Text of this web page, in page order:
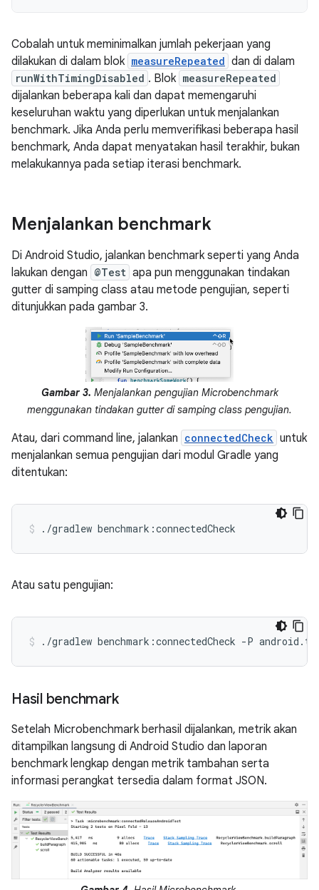
Cobalah untuk meminimalkan jumlah pekerjaan yang
dilakukan di dalam blok measureRepeated dan di dalam
runWithTimingDisabled . Blok measureRepeated
dijalankan beberapa kali dan dapat memengaruhi
keseluruhan waktu yang diperlukan untuk menjalankan
benchmark. Jika Anda perlu memverifikasi beberapa hasil
benchmark, Anda dapat menyatakan hasil terakhir, bukan
melakukannya pada setiap iterasi benchmark.
Menjalankan benchmark
Di Android Studio, jalankan benchmark seperti yang Anda
lakukan dengan @Test apa pun menggunakan tindakan
gutter di samping class atau metode pengujian, seperti
ditunjukkan pada gambar 3.
Gambar 3. Menjalankan pengujian Microbenchmark
menggunakan tindakan gutter di samping class pengujian.
Atau, dari command line, jalankan connectedCheck untuk
menjalankan semua pengujian dari modul Gradle yang
ditentukan:
./gradlew benchmark:connectedCheck
Atau satu pengujian:
./gradlew benchmark:connectedCheck -P
Hasil benchmark
Setelah Microbenchmark berhasil dijalankan, metrik akan
ditampilkan langsung di Android Studio dan laporan
benchmark lengkap dengan metrik tambahan serta
informasi perangkat tersedia dalam format JSON.